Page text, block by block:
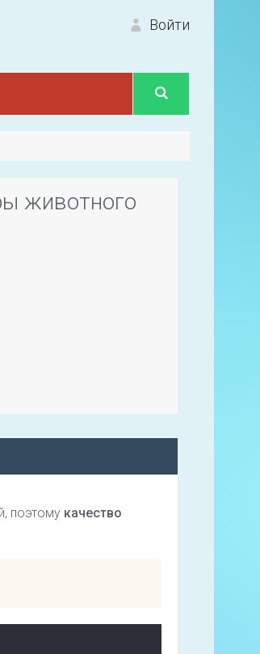
Войти
животного
поэтому качество